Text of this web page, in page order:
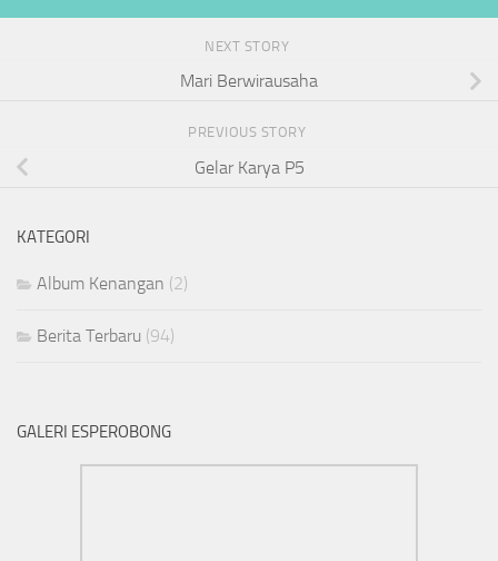
NEXT STORY
Mari Berwirausaha
PREVIOUS STORY
Gelar Karya P5
KATEGORI
Album Kenangan (2)
Berita Terbaru (94)
GALERI ESPEROBONG